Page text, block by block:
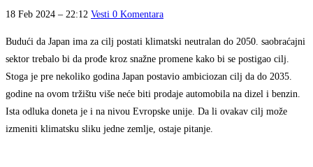
18 Feb 2024 – 22:12 Vesti 0 Komentara
Budući da Japan ima za cilj postati klimatski neutralan do 2050. saobraćajni
sektor trebalo bi da prođe kroz snažne promene kako bi se postigao cilj.
Stoga je pre nekoliko godina Japan postavio ambiciozan cilj da do 2035.
godine na ovom tržištu više neće biti prodaje automobila na dizel i benzin.
Ista odluka doneta je i na nivou Evropske unije. Da li ovakav cilj može
izmeniti klimatsku sliku jedne zemlje, ostaje pitanje.